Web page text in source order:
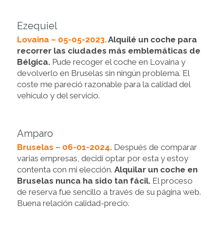
Ezequiel
Lovaina – 05-05-2023.Alquilé un coche para
recorrer las ciudades más emblemáticas de
Bélgica. Pude recoger el coche en Lovaina y
devolverlo en Bruselas sin ningún problema. El
coste me pareció razonable para la calidad del
vehículo y del servicio.
Amparo
Bruselas – 06-01-2024. Después de comparar
varias empresas, decidí optar por esta y estoy
contenta con mi elección. Alquilar un coche en
Bruselas nunca ha sido tan fácil. El proceso
de reserva fue sencillo a través de su página web.
Buena relación calidad-precio.